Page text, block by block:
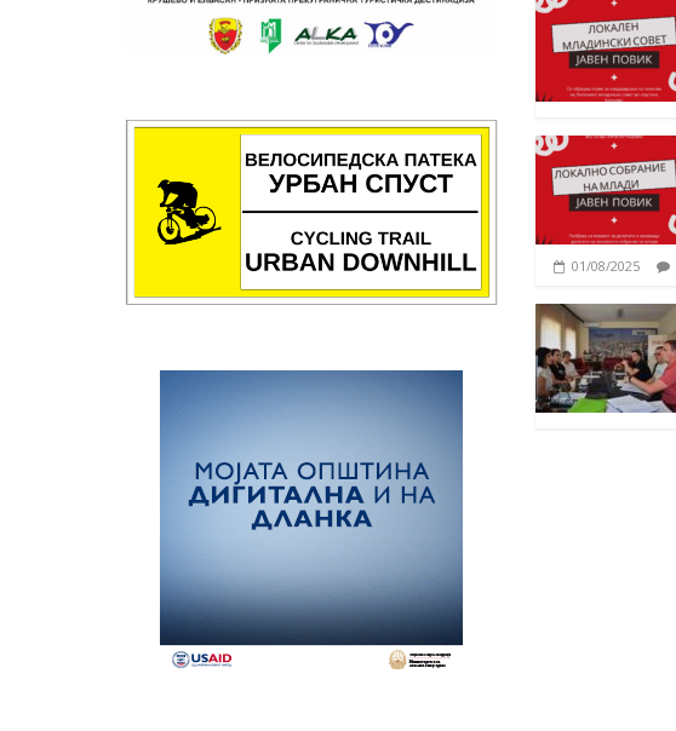
01/08/2025